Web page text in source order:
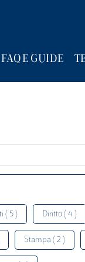
FAQ E GUIDE
( 5 ) Diritto ( 4 )
Stampa ( 2 )